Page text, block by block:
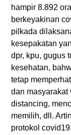
hampir 8.892
berkeyakinan
pilkada
kesepakatan
dpr, kpu, gugus
kesehatan,
tetap
dan masyarakat
distancing,
memilih, dll.
protokol